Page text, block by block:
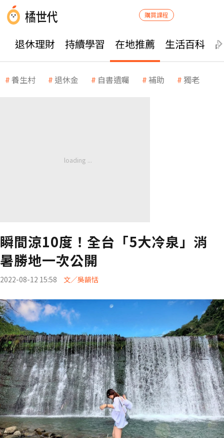
購買課程
退休理財 持續學習 在地推薦 生活百科
養生村 退休金 自書遺囑 補助 獨老
瞬間涼10度！全台「5大冷泉」消
暑勝地一次公開
2022-08-12 15:58 文／吳韻恬